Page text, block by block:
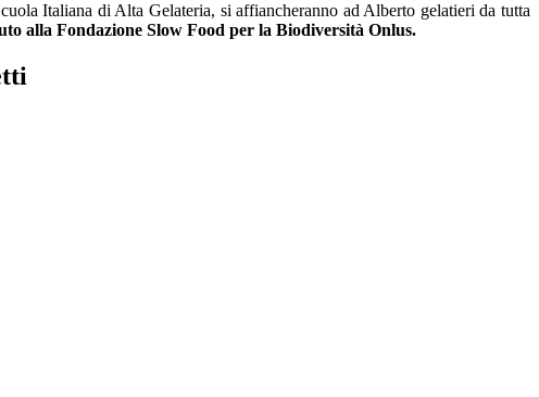
Italiana di Alta Gelateria, si affiancheranno ad Alberto gelatieri da tutta
alla Fondazione Slow Food per la Biodiversità Onlus.